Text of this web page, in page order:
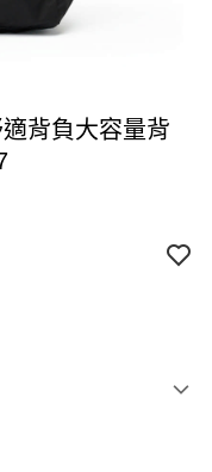
背負大容量背